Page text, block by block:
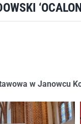
w Janowcu